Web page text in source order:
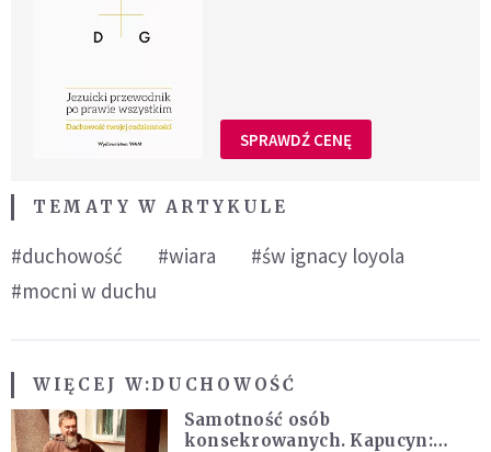
SPRAWDŹ CENĘ
TEMATY W ARTYKULE
#duchowość #wiara
#św ignacy loyola
#mocni w duchu
WIĘCEJ W:DUCHOWOŚĆ
Samotność osób
konsekrowanych. Kapucyn: